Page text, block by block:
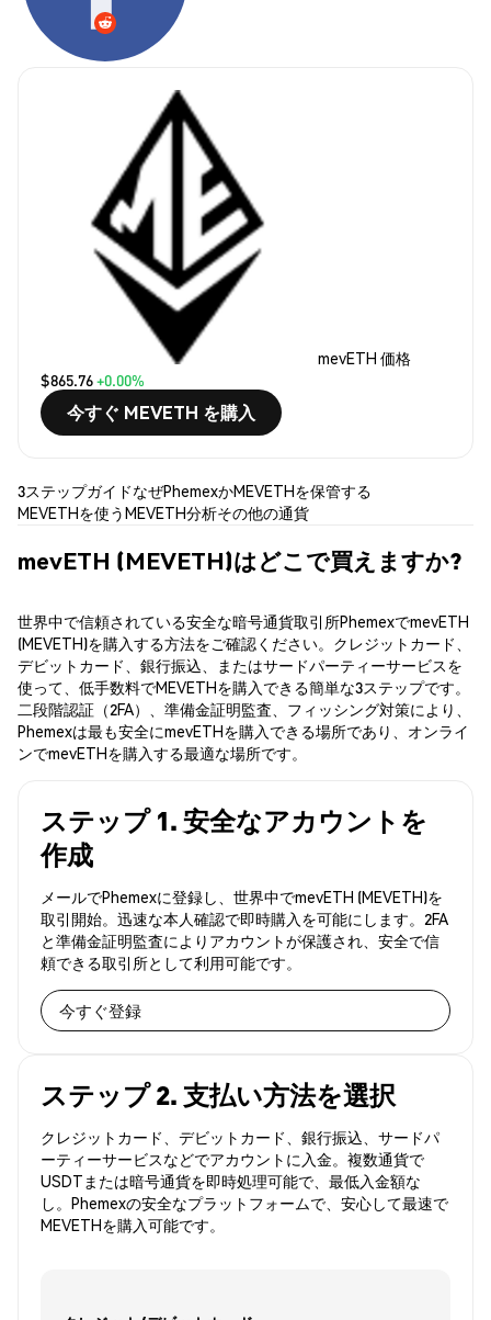
mevETH 価格
$865.76+0.00%
今すぐ MEVETH を購入
3ステップガイドなぜPhemexかMEVETHを保管する
MEVETHを使うMEVETH分析その他の通貨
mevETH (MEVETH)はどこで買えますか?
世界中で信頼されている安全な暗号通貨取引所PhemexでmevETH
(MEVETH)を購入する方法をご確認ください。クレジットカード、
デビットカード、銀行振込、またはサードパーティーサービスを
使って、低手数料でMEVETHを購入できる簡単な3ステップです。
二段階認証（2FA）、準備金証明監査、フィッシング対策により、
Phemexは最も安全にmevETHを購入できる場所であり、オンライ
ンでmevETHを購入する最適な場所です。
ステップ 1. 安全なアカウントを
作成
メールでPhemexに登録し、世界中でmevETH (MEVETH)を
取引開始。迅速な本人確認で即時購入を可能にします。2FA
と準備金証明監査によりアカウントが保護され、安全で信
頼できる取引所として利用可能です。
今すぐ登録
ステップ 2. 支払い方法を選択
クレジットカード、デビットカード、銀行振込、サードパ
ーティーサービスなどでアカウントに入金。複数通貨で
USDTまたは暗号通貨を即時処理可能で、最低入金額な
し。Phemexの安全なプラットフォームで、安心して最速で
MEVETHを購入可能です。